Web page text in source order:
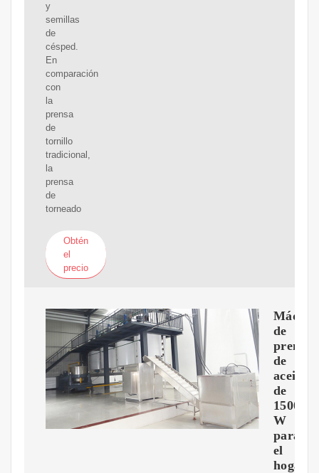
y
semillas
de
césped.
En
comparación
con
la
prensa
de
tornillo
tradicional,
la
prensa
de
torneado
Obtén
el
precio
de
prensa
de
aceite
de
1500
W
para
el
hogar